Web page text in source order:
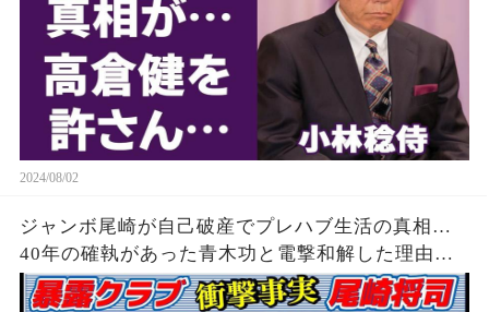
2024/08/02
ジャンボ尾崎が自己破産でプレハブ生活の真相…
40年の確執があった青木功と電撃和解した理由に
驚きを隠せない…「ゴルフ」もままならない現在
の病状に驚きを隠せない…